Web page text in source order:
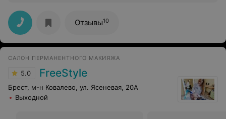
губ. Я думаю, что буду ходить только к этому мастеру.
Отзывы10
САЛОН ПЕРМАНЕНТНОГО МАКИЯЖА
5.0 FreeStyle
Брест, м-н Ковалево, ул. Ясеневая, 20А
Выходной